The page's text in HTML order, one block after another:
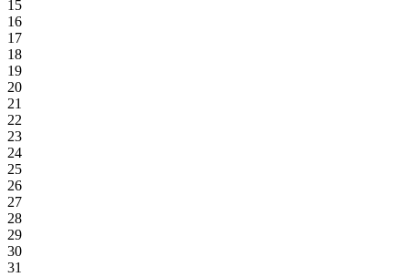
15
16
17
18
19
20
21
22
23
24
25
26
27
28
29
30
31